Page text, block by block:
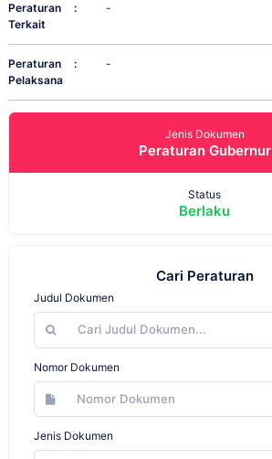
Peraturan
Terkait
: -
Peraturan
Pelaksana
: -
Jenis Dokumen
Peraturan Gubernur
Status
Berlaku
Cari Peraturan
Judul Dokumen
Nomor Dokumen
Jenis Dokumen